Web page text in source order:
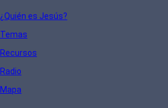
¿Quién es Jesús?
Temas
Recursos
Radio
Mapa